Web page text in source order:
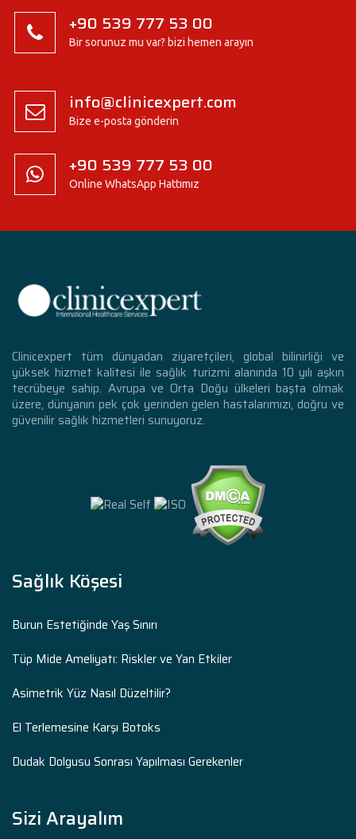
+90 539 777 53 00
Bir sorunuz mu var? bizi hemen arayın
info@clinicexpert.com
Bize e-posta gönderin
+90 539 777 53 00
Online WhatsApp Hattımız
Clinicexpert tüm dünyadan ziyaretçileri, global bilinirliği ve
yüksek hizmet kalitesi ile sağlık turizmi alanında 10 yılı aşkın
tecrübeye sahip. Avrupa ve Orta Doğu ülkeleri başta olmak
üzere, dünyanın pek çok yerinden gelen hastalarımızı, doğru ve
güvenilir sağlık hizmetleri sunuyoruz.
Sağlık Köşesi
Burun Estetiğinde Yaş Sınırı
Tüp Mide Ameliyatı: Riskler ve Yan Etkiler
Asimetrik Yüz Nasıl Düzeltilir?
El Terlemesine Karşı Botoks
Dudak Dolgusu Sonrası Yapılması Gerekenler
Sizi Arayalım